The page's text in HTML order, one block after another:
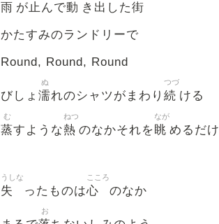
雨 が止んで動 き 出 した街
かたすみのランドリーで
Round, Round, Round
びしょ 濡
ぬ
れのシャツがまわり 続
つづ
ける
蒸
む
すような熱
ねつ
のなかそれを 眺
なが
めるだけ
失
うしな
ったものは心
こころ
のなか
お